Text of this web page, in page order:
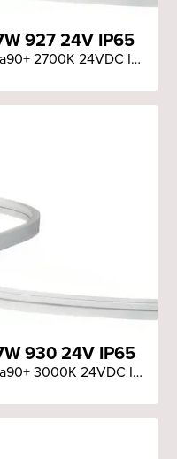
927 24V IP65
4x10mm side bend 7W/m Ra90+ 2700K 24VDC IP65 löpmeter
930 24V IP65
4x10mm side bend 7W/m Ra90+ 3000K 24VDC IP65 löpmeter